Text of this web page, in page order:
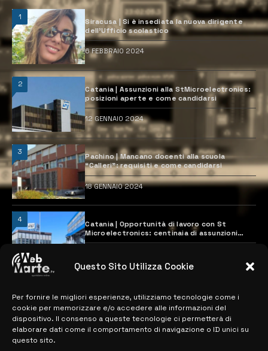
Questo Sito Utilizza Cookie
Per fornire le migliori esperienze, utilizziamo tecnologie come i
cookie per memorizzare e/o accedere alle informazioni del
dispositivo. Il consenso a queste tecnologie ci permetterà di
elaborare dati come il comportamento di navigazione o ID unici su
questo sito.
1
Siracusa | Si è insediata la nuova dirigente
dell’Ufficio scolastico
6 FEBBRAIO 2024
2
Catania | Assunzioni alla StMicroelectronics:
posizioni aperte e come candidarsi
12 GENNAIO 2024
3
Pachino | Mancano docenti alla scuola
“Calleri”: requisiti e come candidarsi
18 GENNAIO 2024
4
Catania | Opportunità di lavoro con St
Microelectronics: centinaia di assunzioni
previste
MAPPA DEL SITO
> NOTIZIE